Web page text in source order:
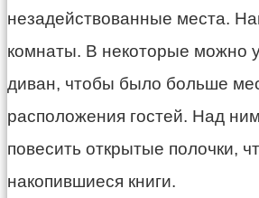
незадействованные места.
комнаты. В некоторые можно
диван, чтобы было больше
расположения гостей. Над
повесить открытые полочки,
накопившиеся книги.